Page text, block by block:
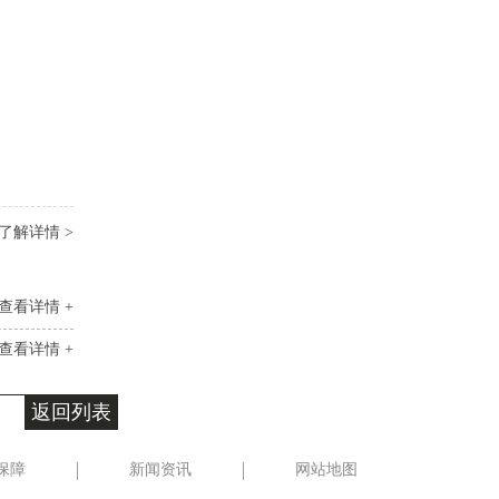
了解详情 >
看详情 +
看详情 +
返回列表
障 新闻资讯 网站地图